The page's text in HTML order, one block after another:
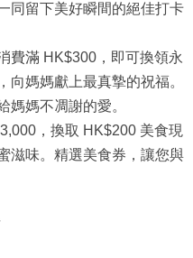
同留下美好瞬間的絕佳打卡
費滿 HK$300，即可換領永
向媽媽獻上最真摯的祝福。
媽媽不凋謝的愛。
，換取 HK$200 美食現
滋味。精選美食券，讓您與